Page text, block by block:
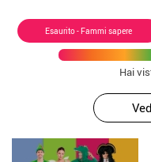
Esaurito - Fammi sapere
Hai